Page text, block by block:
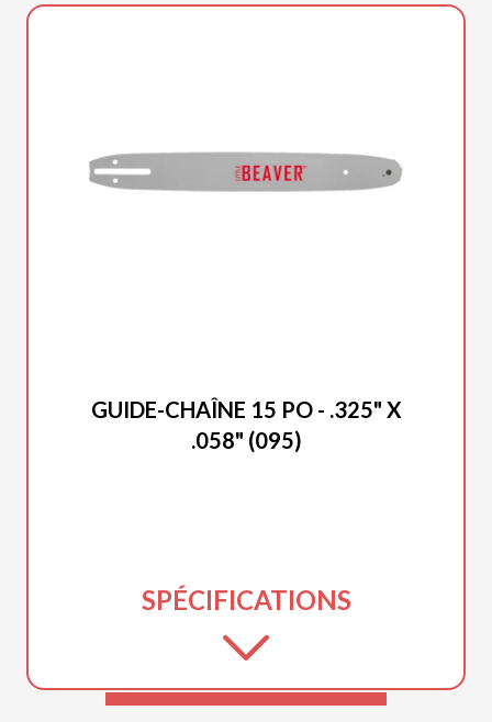
GUIDE-CHAÎNE 15 PO - .325" X
.058" (095)
SPÉCIFICATIONS